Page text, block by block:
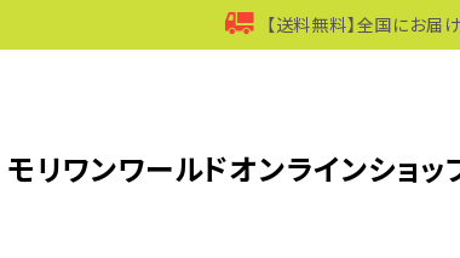
【送料無料】全国にお届
モリワンワールドオンラインショッ